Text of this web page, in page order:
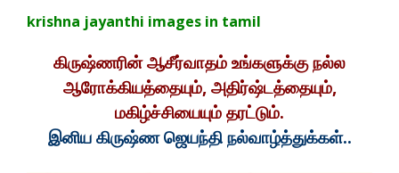
krishna jayanthi images in tamil
கிருஷ்ணரின் ஆசீர்வாதம் உங்களுக்கு நல்ல
ஆரோக்கியத்தையும், அதிர்ஷ்டத்தையும்,
மகிழ்ச்சியையும் தரட்டும்.
இனிய கிருஷ்ண ஜெயந்தி நல்வாழ்த்துக்கள்..